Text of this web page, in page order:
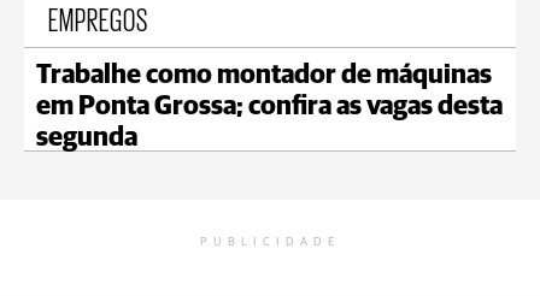
EMPREGOS
Trabalhe como montador de máquinas
em Ponta Grossa; confira as vagas desta
segunda
PUBLICIDADE